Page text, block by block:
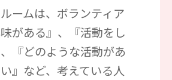
ームは、ボランティア
がある』、『活動をし
『どのような活動があ
』など、考えている人